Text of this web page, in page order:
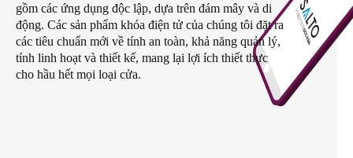
Korean
KoreanEnglish
Singapore
gồm các ứng dụng độc lập, dựa trên đám mây và di
động. Các sản phẩm khóa điện tử của chúng tôi đặt ra
các tiêu chuẩn mới về tính an toàn, khả năng quản lý,
tính linh hoạt và thiết kế, mang lại lợi ích thiết thực
cho hầu hết mọi loại cửa.